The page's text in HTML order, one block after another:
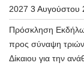
2027 3 Αυγούστου
Πρόσκληση
προς σύναψη
Δίκαιου για την